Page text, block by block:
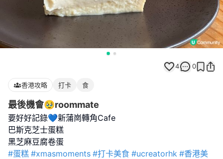
4 0
香港攻略 打卡 食
最後機會🥹roommate
要好好記錄💙新蒲崗轉角Cafe
巴斯克芝士蛋糕
#蛋糕 #xmasmoments #打卡美食 #ucreatorhk #香港美